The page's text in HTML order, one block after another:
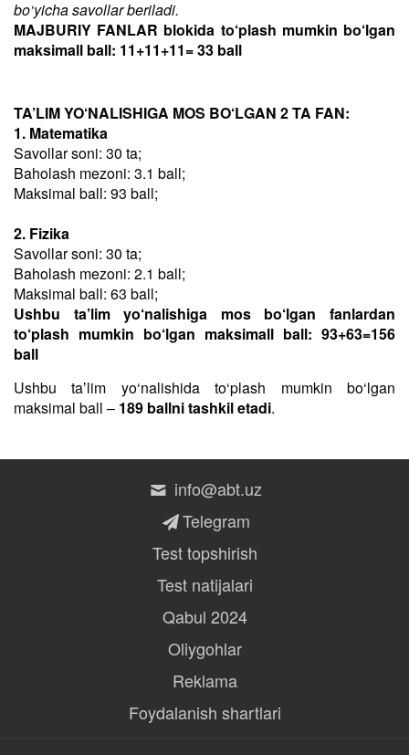
bo‘yicha savollar beriladi.
MAJBURIY FANLAR blokida to‘plash mumkin bo‘lgan
maksimall ball: 11+11+11= 33 ball
TA’LIM YO‘NALISHIGA MOS BO‘LGAN 2 TA FAN:
1. Matematika
Savollar soni: 30 ta;
Baholash mezoni: 3.1 ball;
Maksimal ball: 93 ball;
2. Fizika
Savollar soni: 30 ta;
Baholash mezoni: 2.1 ball;
Maksimal ball: 63 ball;
Ushbu ta’lim yo‘nalishiga mos bo‘lgan fanlardan
to‘plash mumkin bo‘lgan maksimall ball: 93+63=156
ball
Ushbu taʼlim yo‘nalishida to‘plash mumkin bo‘lgan
maksimal ball – 189 ballni tashkil etadi.
info@abt.uz
Telegram
Test topshirish
Test natijalari
Qabul 2024
Oliygohlar
Reklama
Foydalanish shartlari